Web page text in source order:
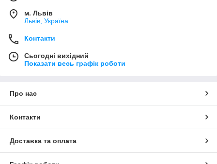
м. Львів
Львів, Україна
Контакти
Сьогодні вихідний
Показати весь графік роботи
Про нас
Контакти
Доставка та оплата